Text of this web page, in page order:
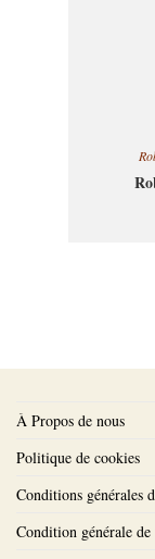
À Propos de nous
Politique de cookies
Conditions générales
Condition générale de